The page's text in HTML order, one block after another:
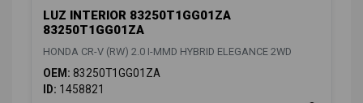
LUZ INTERIOR 83250T1GG01ZA
83250T1GG01ZA
HONDA CR-V (RW) 2.0 I-MMD HYBRID ELEGANCE 2WD
OEM: 83250T1GG01ZA
ID: 1458821